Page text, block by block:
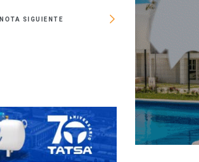
NOTA SIGUIENTE
Día de la Mujer